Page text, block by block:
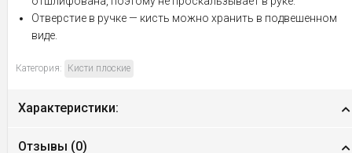
Отверстие в ручке — кисть можно хранить в подвешенном
виде.
Категория: Кисти плоские
Характеристики:
Отзывы (0)